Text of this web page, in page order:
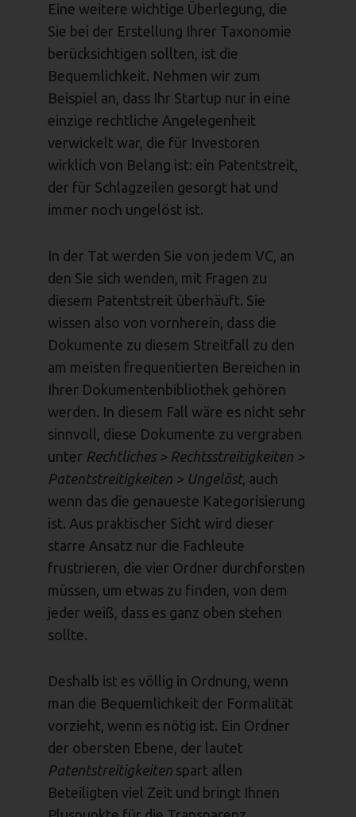
Eine weitere wichtige Überlegung, die
Sie bei der Erstellung Ihrer Taxonomie
berücksichtigen sollten, ist die
Bequemlichkeit. Nehmen wir zum
Beispiel an, dass Ihr Startup nur in eine
einzige rechtliche Angelegenheit
verwickelt war, die für Investoren
wirklich von Belang ist: ein Patentstreit,
der für Schlagzeilen gesorgt hat und
immer noch ungelöst ist.
In der Tat werden Sie von jedem VC, an
den Sie sich wenden, mit Fragen zu
diesem Patentstreit überhäuft. Sie
wissen also von vornherein, dass die
Dokumente zu diesem Streitfall zu den
am meisten frequentierten Bereichen in
Ihrer Dokumentenbibliothek gehören
werden. In diesem Fall wäre es nicht sehr
sinnvoll, diese Dokumente zu vergraben
unter Rechtliches > Rechtsstreitigkeiten >
Patentstreitigkeiten > Ungelöst, auch
wenn das die genaueste Kategorisierung
ist. Aus praktischer Sicht wird dieser
starre Ansatz nur die Fachleute
frustrieren, die vier Ordner durchforsten
müssen, um etwas zu finden, von dem
jeder weiß, dass es ganz oben stehen
sollte.
Deshalb ist es völlig in Ordnung, wenn
man die Bequemlichkeit der Formalität
vorzieht, wenn es nötig ist. Ein Ordner
der obersten Ebene, der lautet
Patentstreitigkeiten spart allen
Beteiligten viel Zeit und bringt Ihnen